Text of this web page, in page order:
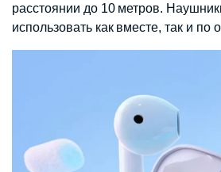
расстоянии до 10 метров.
использовать как вместе, так и по